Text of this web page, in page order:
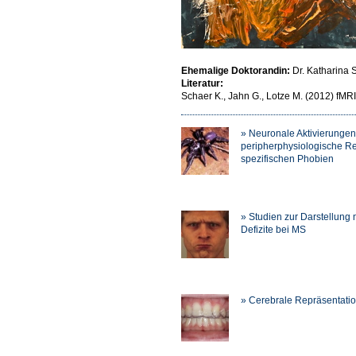
Ehemalige Doktorandin: Dr. Katharina
Literatur:
Schaer K., Jahn G., Lotze M. (2012)
» Neuronale
peripherphysiologische
spezifischen Phobien
» Studien zur Darstellung
Defizite bei MS
» Cerebrale